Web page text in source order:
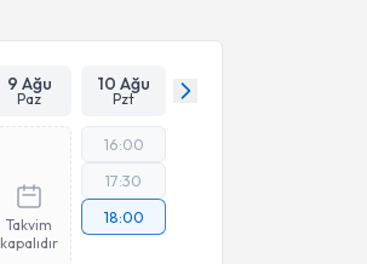
9 Ağu
Paz
10 Ağu
Pzt
Takvim
kapalıdır
16:00
17:30
18:00